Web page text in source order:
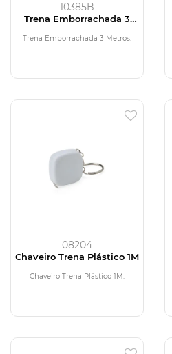
10385B
Trena Emborrachada 3
Trena Emborrachada 3 Metros.
08204
Chaveiro Trena Plástico 1M
Chaveiro Trena Plástico 1M.